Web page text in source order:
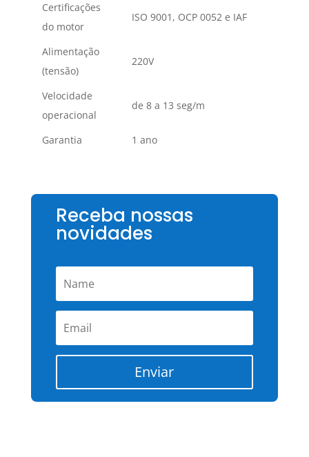
Certificações
do motor
ISO 9001, OCP 0052 e IAF
Alimentação
(tensão)
220V
Velocidade
operacional
de 8 a 13 seg/m
Garantia 1 ano
Receba nossas
novidades
Enviar